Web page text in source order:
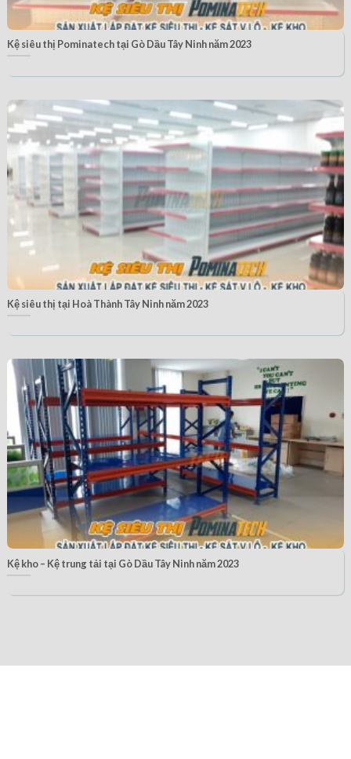
Kệ siêu thị Pominatech tại Gò Dầu Tây Ninh năm 2023
Kệ siêu thị tại Hoà Thành Tây Ninh năm 2023
Kệ kho – Kệ trung tải tại Gò Dầu Tây Ninh năm 2023